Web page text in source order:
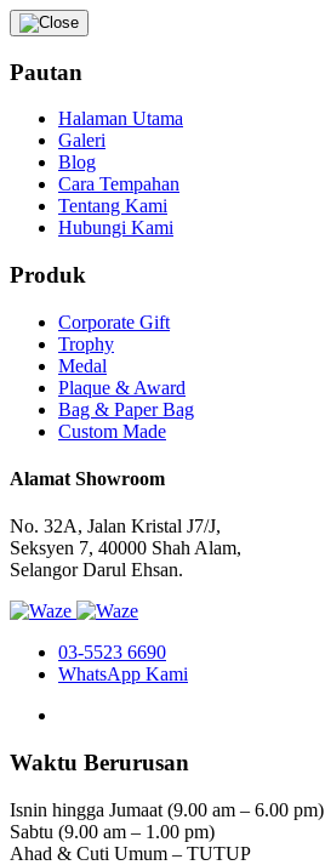
Pautan
Halaman Utama
Galeri
Blog
Cara Tempahan
Tentang Kami
Hubungi Kami
Produk
Corporate Gift
Trophy
Medal
Plaque & Award
Bag & Paper Bag
Custom Made
Alamat Showroom
No. 32A, Jalan Kristal J7/J,
Seksyen 7, 40000 Shah Alam,
Selangor Darul Ehsan.
03-5523 6690
WhatsApp Kami
Waktu Berurusan
Isnin hingga Jumaat (9.00 am – 6.00 pm)
Sabtu (9.00 am – 1.00 pm)
Ahad & Cuti Umum – TUTUP